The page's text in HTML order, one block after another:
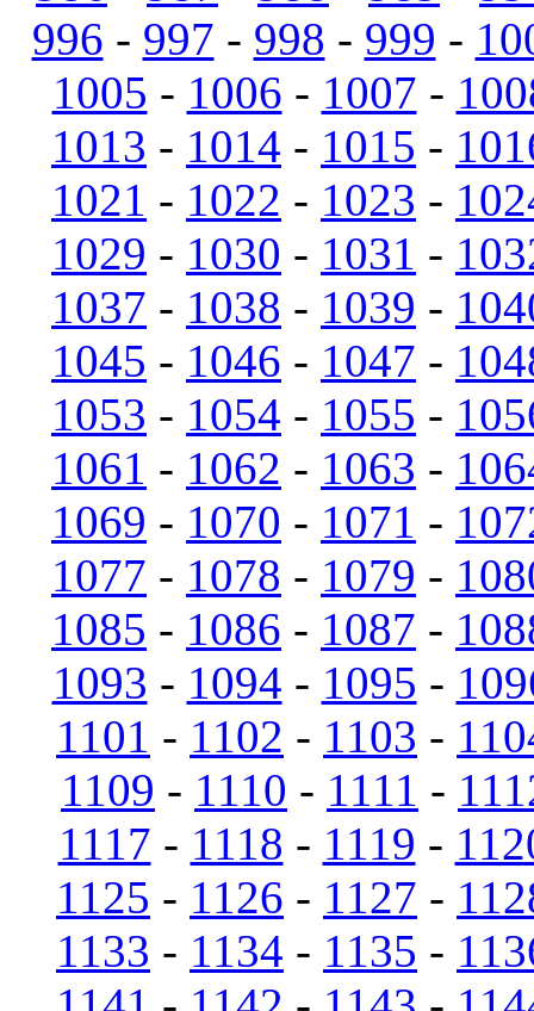
996 - 997 - 998 - 999 -
1005 - 1006 - 1007 -
1013 - 1014 - 1015 -
1021 - 1022 - 1023 -
1029 - 1030 - 1031 -
1037 - 1038 - 1039 -
1045 - 1046 - 1047 -
1053 - 1054 - 1055 -
1061 - 1062 - 1063 -
1069 - 1070 - 1071 -
1077 - 1078 - 1079 -
1085 - 1086 - 1087 -
1093 - 1094 - 1095 -
1101 - 1102 - 1103 -
1109 - 1110 - 1111 -
1117 - 1118 - 1119 -
1125 - 1126 - 1127 -
1133 - 1134 - 1135 -